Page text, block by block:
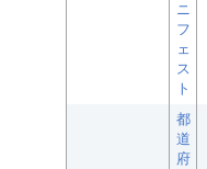
ニ
フ
ェ
ス
ト
都
道
府